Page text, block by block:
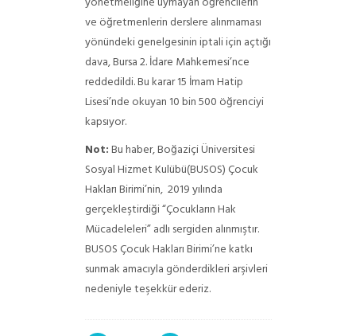
ve öğretmenlerin derslere alınmaması
yönündeki genelgesinin iptali için açtığı
dava, Bursa 2. İdare Mahkemesi’nce
reddedildi. Bu karar 15 İmam Hatip
Lisesi’nde okuyan 10 bin 500 öğrenciyi
kapsıyor.
Not:Bu haber, Boğaziçi Üniversitesi
Sosyal Hizmet Kulübü(BUSOS) Çocuk
Hakları Birimi’nin, 2019 yılında
gerçekleştirdiği “Çocukların Hak
Mücadeleleri” adlı sergiden alınmıştır.
BUSOS Çocuk Hakları Birimi’ne katkı
sunmak amacıyla gönderdikleri arşivleri
nedeniyle teşekkür ederiz.